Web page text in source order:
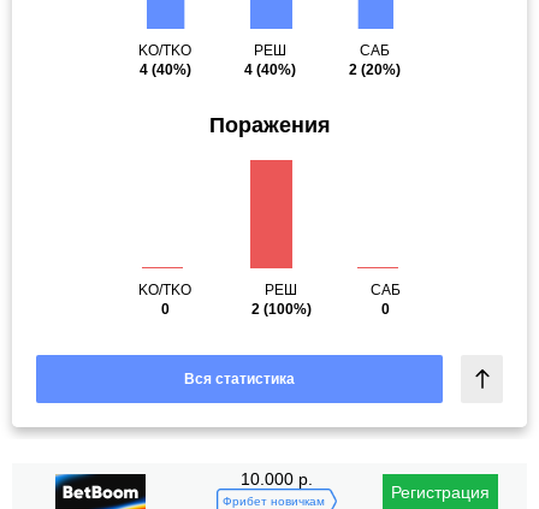
KO/TKO
4(40%)
РЕШ
4 (40%)
САБ
2 (20%)
Поражения
KO/TKO
0
РЕШ
2(100%)
САБ
0
Вся статистика
10.000 р.
Фрибет новичкам Регистрация